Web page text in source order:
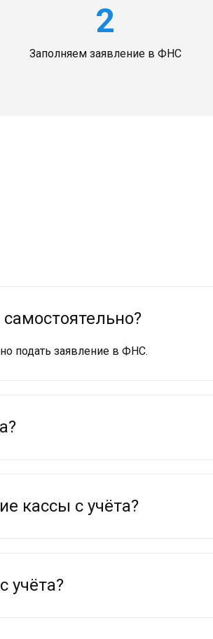
2
Заполняем заявление в ФНС
подать заявление в ФНС.
кассы с учёта?
учёта?